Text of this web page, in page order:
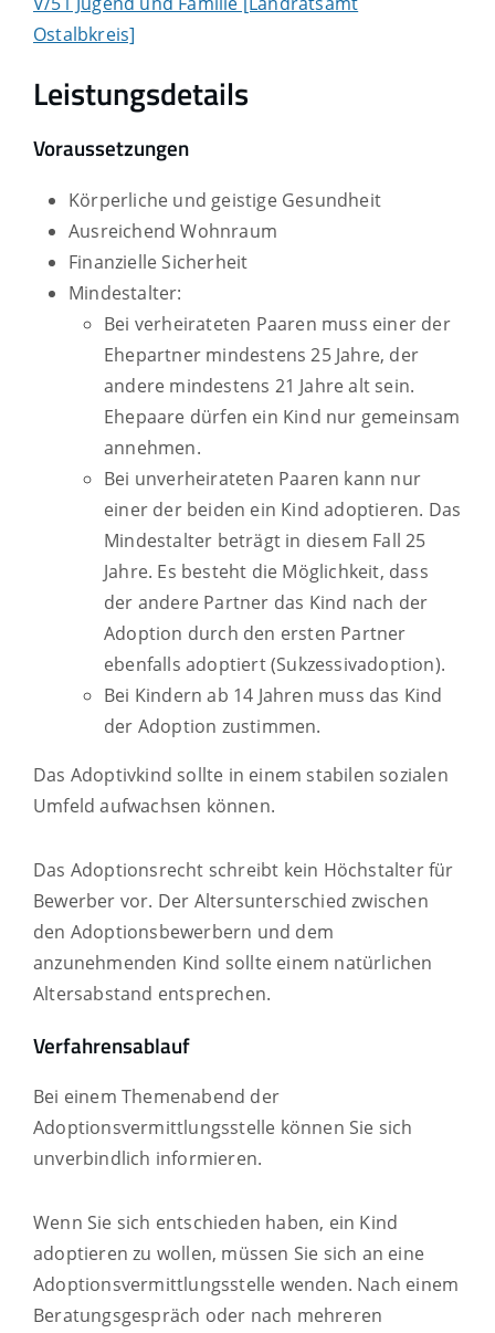
Ostalbkreis]
Leistungsdetails
Voraussetzungen
Körperliche und geistige Gesundheit
Ausreichend Wohnraum
Finanzielle Sicherheit
Mindestalter:
Bei verheirateten Paaren muss einer der
Ehepartner mindestens 25 Jahre, der
andere mindestens 21 Jahre alt sein.
Ehepaare dürfen ein Kind nur gemeinsam
annehmen.
Bei unverheirateten Paaren kann nur
einer der beiden ein Kind adoptieren. Das
Mindestalter beträgt in diesem Fall 25
Jahre. Es besteht die Möglichkeit, dass
der andere Partner das Kind nach der
Adoption durch den ersten Partner
ebenfalls adoptiert (Sukzessivadoption).
Bei Kindern ab 14 Jahren muss das Kind
der Adoption zustimmen.
Das Adoptivkind sollte in einem stabilen sozialen
Umfeld aufwachsen können.
Das Adoptionsrecht schreibt kein Höchstalter für
Bewerber vor. Der Altersunterschied zwischen
den Adoptionsbewerbern und dem
anzunehmenden Kind sollte einem natürlichen
Altersabstand entsprechen.
Verfahrensablauf
Bei einem Themenabend der
Adoptionsvermittlungsstelle können Sie sich
unverbindlich informieren.
Wenn Sie sich entschieden haben, ein Kind
adoptieren zu wollen, müssen Sie sich an eine
Adoptionsvermittlungsstelle wenden. Nach einem
Beratungsgespräch oder nach mehreren